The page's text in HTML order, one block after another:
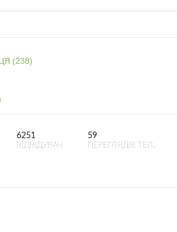
(238)
6251
ВІДВІДУВАЧ
59
ПЕРЕГЛЯДІВ ТЕЛ.